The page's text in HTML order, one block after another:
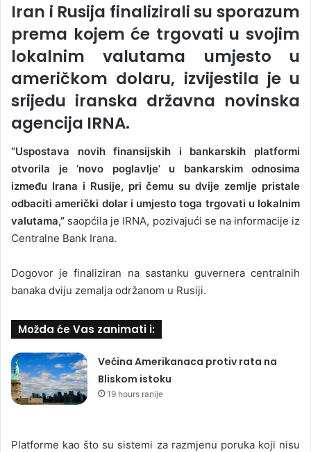
Iran i Rusija finalizirali su sporazum
prema kojem će trgovati u svojim
lokalnim valutama umjesto u
američkom dolaru, izvijestila je u
srijedu iranska državna novinska
agencija IRNA.
“Uspostava novih finansijskih i bankarskih platformi
otvorila je ‘novo poglavlje’ u bankarskim odnosima
između Irana i Rusije, pri čemu su dvije zemlje pristale
odbaciti američki dolar i umjesto toga trgovati u lokalnim
valutama,” saopćila je IRNA, pozivajući se na informacije iz
Centralne Bank Irana.
Dogovor je finaliziran na sastanku guvernera centralnih
banaka dviju zemalja održanom u Rusiji.
Možda će Vas zanimati i:
Većina Amerikanaca protiv rata na
Bliskom istoku
19 hours ranije
Platforme kao što su sistemi za razmjenu poruka koji nisu